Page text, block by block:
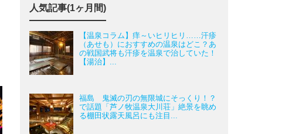
人気記事(1ヶ月間)
【温泉コラム】痒～いヒリヒリ……汗疹
（あせも）におすすめの温泉はどこ？あ
の戦国武将も汗疹を温泉で治していた！
【湯治】...
福島 鬼滅の刃の無限城にそっくり！？
で話題「芦ノ牧温泉大川荘」絶景を眺め
る棚田状露天風呂にも注目...